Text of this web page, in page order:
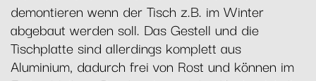
demontieren wenn der Tisch z.B. im Winter
abgebaut werden soll. Das Gestell und die
Tischplatte sind allerdings komplett aus
Aluminium, dadurch frei von Rost und können im